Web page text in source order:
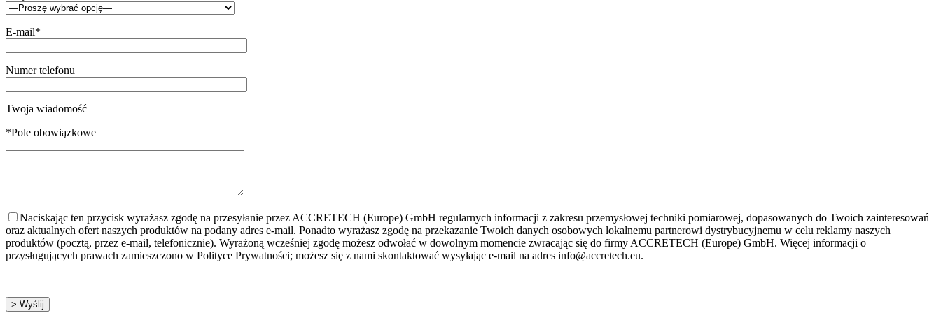
E-mail*
Numer telefonu
Twoja wiadomość
*Pole obowiązkowe
Naciskając ten przycisk wyrażasz zgodę na przesyłanie przez ACCRETECH (Europe) GmbH regularnych informacji z zakresu przemysłowej techniki pomiarowej, dopasowanych do Twoich zainteresowań
oraz aktualnych ofert naszych produktów na podany adres e-mail. Ponadto wyrażasz zgodę na przekazanie Twoich danych osobowych lokalnemu partnerowi dystrybucyjnemu w celu reklamy naszych
produktów (pocztą, przez e-mail, telefonicznie). Wyrażoną wcześniej zgodę możesz odwołać w dowolnym momencie zwracając się do firmy ACCRETECH (Europe) GmbH. Więcej informacji o
przysługujących prawach zamieszczono w Polityce Prywatności; możesz się z nami skontaktować wysyłając e-mail na adres info@accretech.eu.